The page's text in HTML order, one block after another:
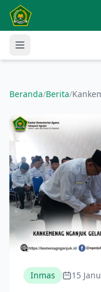
Langsung ke konten
Beranda/Berita/
Inmas 15